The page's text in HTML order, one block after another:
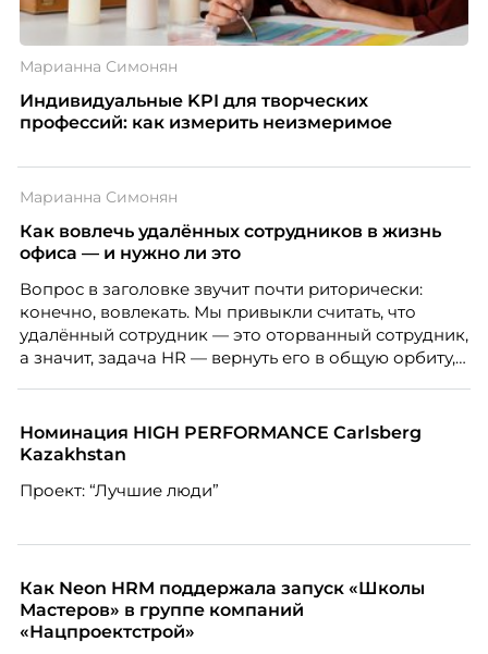
Марианна Симонян
Индивидуальные KPI для творческих
профессий: как измерить неизмеримое
Марианна Симонян
Как вовлечь удалённых сотрудников в жизнь
офиса — и нужно ли это
Вопрос в заголовке звучит почти риторически:
конечно, вовлекать. Мы привыкли считать, что
удалённый сотрудник — это оторванный сотрудник,
а значит, задача HR — вернуть его в общую орбиту,
вовлечения, стоит остановиться на неудобном
факте: данные говорят ровно обратное тому, что
Марианна Симонян — HR Tech лидер, эксперт по
МИФИ, автор книги «Дао женской карьеры».
Номинация HIGH PERFORMANCE Carlsberg
Kazakhstan
Проект: “Лучшие люди”
Как Neon HRM поддержала запуск «Школы
Мастеров» в группе компаний
«Нацпроектстрой»